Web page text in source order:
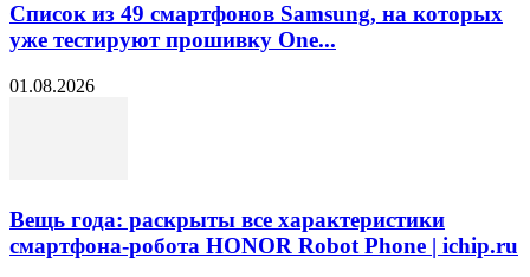
Список из 49 смартфонов Samsung, на которых
уже тестируют прошивку One...
01.08.2026
Вещь года: раскрыты все характеристики
смартфона-робота HONOR Robot Phone | ichip.ru